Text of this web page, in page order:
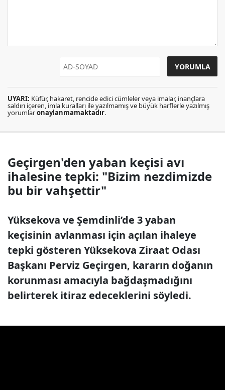
UYARI: Küfür, hakaret, rencide edici cümleler veya imalar, inançlara
saldırı içeren, imla kuralları ile yazılmamış ve büyük harflerle yazılmış
yorumlaronaylanmamaktadır.
Geçirgen'den yaban keçisi avı
ihalesine tepki: "Bizim nezdimizde
bu bir vahşettir"
Yüksekova ve Şemdinli’de 3 yaban
keçisinin avlanması için açılan ihaleye
tepki gösteren Yüksekova Ziraat Odası
Başkanı Perviz Geçirgen, kararın doğanın
korunması amacıyla bağdaşmadığını
belirterek itiraz edeceklerini söyledi.